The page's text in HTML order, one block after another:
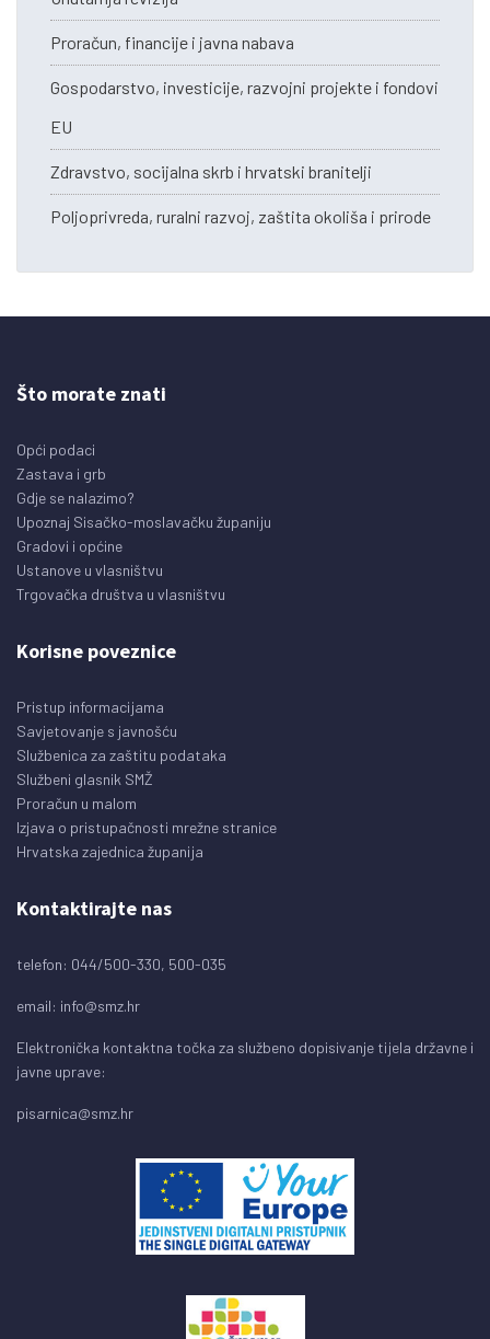
Proračun, financije i javna nabava
Gospodarstvo, investicije, razvojni projekte i fondovi
EU
Zdravstvo, socijalna skrb i hrvatski branitelji
Poljoprivreda, ruralni razvoj, zaštita okoliša i prirode
Što morate znati
Opći podaci
Zastava i grb
Gdje se nalazimo?
Upoznaj Sisačko-moslavačku županiju
Gradovi i općine
Ustanove u vlasništvu
Trgovačka društva u vlasništvu
Korisne poveznice
Pristup informacijama
Savjetovanje s javnošću
Službenica za zaštitu podataka
Službeni glasnik SMŽ
Proračun u malom
Izjava o pristupačnosti mrežne stranice
Hrvatska zajednica županija
Kontaktirajte nas
telefon: 044/500-330, 500-035
email: info@smz.hr
Elektronička kontaktna točka za službeno dopisivanje tijela državne i
javne uprave:
pisarnica@smz.hr